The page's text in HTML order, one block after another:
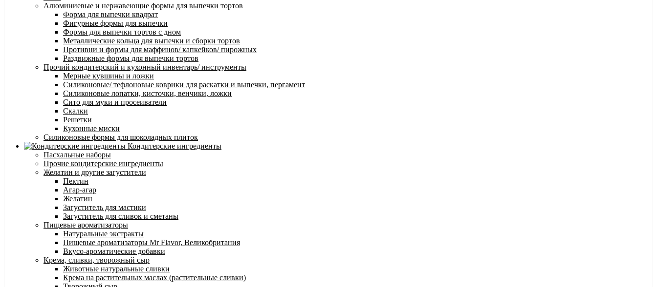
Алюминиевые и нержавеющие формы для выпечки тортов
Форма для выпечки квадрат
Фигурные формы для выпечки
Формы для выпечки тортов с дном
Металлические кольца для выпечки и сборки тортов
Противни и формы для маффинов/ капкейков/ пирожных
Раздвижные формы для выпечки тортов
Прочий кондитерский и кухонный инвентарь/ инструменты
Мерные кувшины и ложки
Силиконовые/ тефлоновые коврики для раскатки и выпечки, пергамент
Силиконовые лопатки, кисточки, венчики, ложки
Сито для муки и просеиватели
Скалки
Решетки
Кухонные миски
Силиконовые формы для шоколадных плиток
Кондитерские ингредиенты
Пасхальные наборы
Прочие кондитерские ингредиенты
Желатин и другие загустители
Пектин
Агар-агар
Желатин
Загуститель для мастики
Загуститель для сливок и сметаны
Пищевые ароматизаторы
Натуральные экстракты
Пищевые ароматизаторы Mr Flavor, Великобритания
Вкусо-ароматические добавки
Крема, сливки, творожный сыр
Животные натуральные сливки
Крема на растительных маслах (растительные сливки)